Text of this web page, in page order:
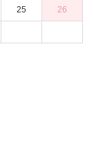
25 26